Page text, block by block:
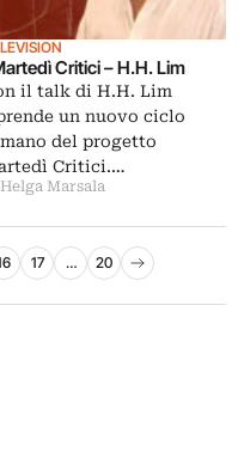
Critici – H.H. Lim
il talk di H.H. Lim
un nuovo ciclo
del progetto
Critici.…
Marsala
17 … 20
Pagina successiva